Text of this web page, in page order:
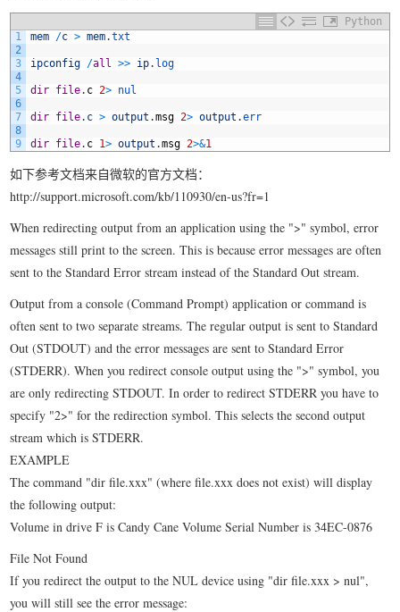
Python
1
2
3
4
5
6
7
8
9
mem /c > mem.txt
ipconfig /all >> ip. log
dir file. c 2> nul
dir file. c > output .msg 2> output .err
dir file. c 1> output .msg 2>&1
如下参考文档来自微软的官方文档：
http://support.microsoft.com/kb/110930/en-us?fr=1
When redirecting output from an application using the ">" symbol, error
messages still print to the screen. This is because error messages are often
sent to the Standard Error stream instead of the Standard Out stream.
Output from a console (Command Prompt) application or command is
often sent to two separate streams. The regular output is sent to Standard
Out (STDOUT) and the error messages are sent to Standard Error
(STDERR). When you redirect console output using the ">" symbol, you
are only redirecting STDOUT. In order to redirect STDERR you have to
specify "2>" for the redirection symbol. This selects the second output
stream which is STDERR.
EXAMPLE
The command "dir file.xxx" (where file.xxx does not exist) will display
the following output:
Volume in drive F is Candy Cane Volume Serial Number is 34EC-0876
File Not Found
If you redirect the output to the NUL device using "dir file.xxx > nul",
you will still see the error message: